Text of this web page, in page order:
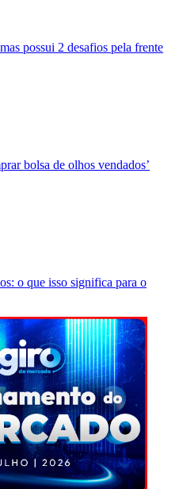
possui 2 desafios pela frente
bolsa de olhos vendados’
o que isso significa para o